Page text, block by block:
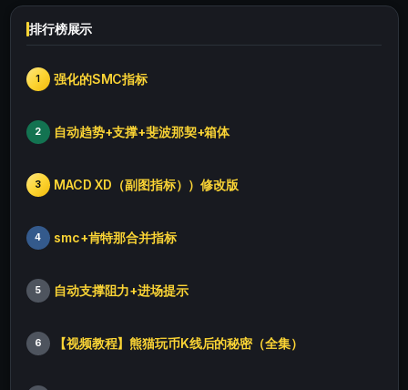
排行榜展示
1 强化的SMC指标
2 自动趋势+支撑+斐波那契+箱体
3 MACD XD（副图指标））修改版
4 smc+肯特那合并指标
5 自动支撑阻力+进场提示
6 【视频教程】熊猫玩币K线后的秘密（全集）